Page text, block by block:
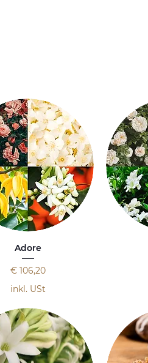
Adore
Preis
€ 106,20
inkl. USt